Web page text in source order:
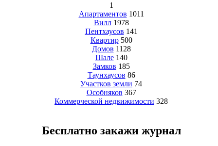
1
Апартаментов 1011
Вилл 1978
Пентхаусов 141
Квартир 500
Домов 1128
Шале 140
Замков 185
Таунхаусов 86
Участков земли 74
Особняков 367
Коммерческой недвижимости 328
Бесплатно закажи журнал